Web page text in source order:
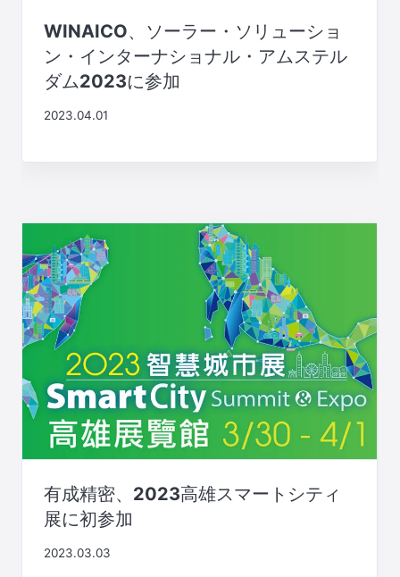
WINAICO、ソーラー・ソリューショ
ン・インターナショナル・アムステル
ダム2023に参加
2023.04.01
有成精密、2023高雄スマートシティ
展に初参加
2023.03.03